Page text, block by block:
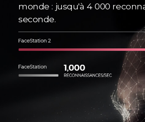
monde : jusqu'à 4 000
seconde.